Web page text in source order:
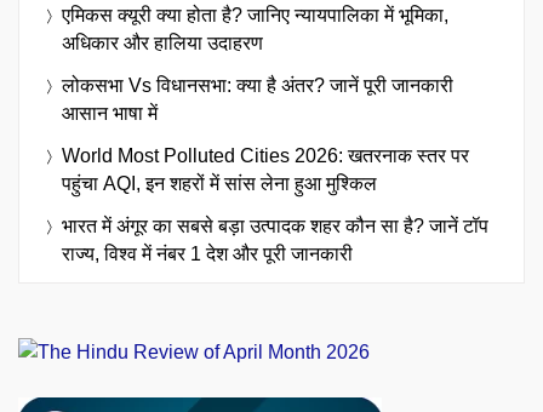
एमिकस क्यूरी क्या होता है? जानिए न्यायपालिका में भूमिका,
अधिकार और हालिया उदाहरण
लोकसभा Vs विधानसभा: क्या है अंतर? जानें पूरी जानकारी
आसान भाषा में
World Most Polluted Cities 2026: खतरनाक स्तर पर
पहुंचा AQI, इन शहरों में सांस लेना हुआ मुश्किल
भारत में अंगूर का सबसे बड़ा उत्पादक शहर कौन सा है? जानें टॉप
राज्य, विश्व में नंबर 1 देश और पूरी जानकारी